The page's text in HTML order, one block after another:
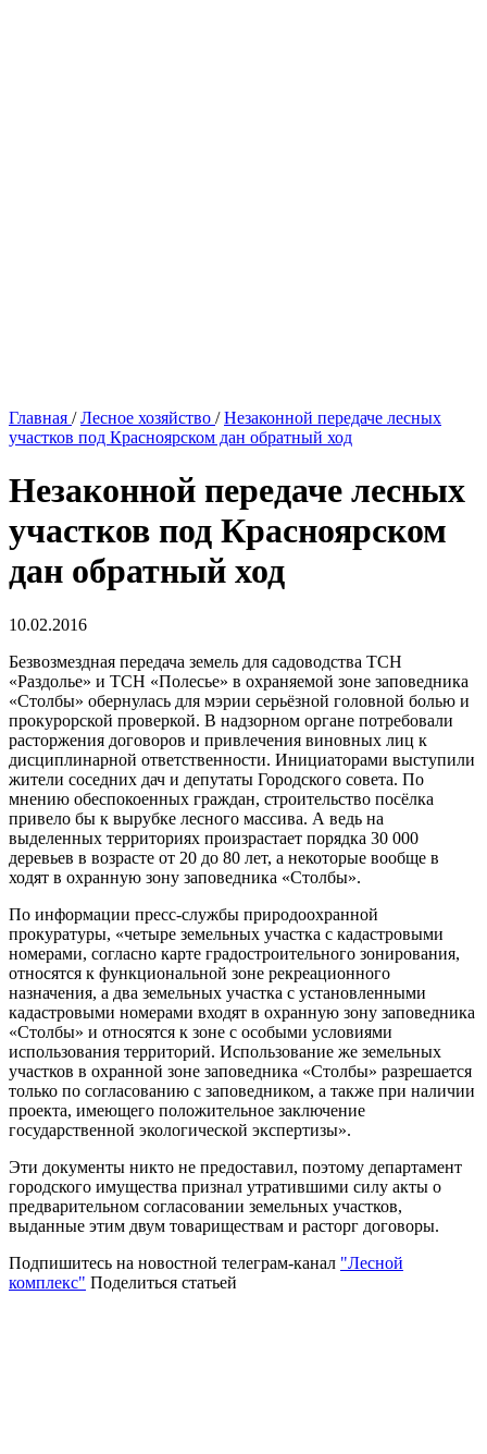
Главная / Лесное хозяйство / Незаконной передаче лесных
участков под Красноярском дан обратный ход
Незаконной передаче лесных
участков под Красноярском
дан обратный ход
10.02.2016
Безвозмездная передача земель для садоводства ТСН
«Раздолье» и ТСН «Полесье» в охраняемой зоне заповедника
«Столбы» обернулась для мэрии серьёзной головной болью и
прокурорской проверкой. В надзорном органе потребовали
расторжения договоров и привлечения виновных лиц к
дисциплинарной ответственности. Инициаторами выступили
жители соседних дач и депутаты Городского совета. По
мнению обеспокоенных граждан, строительство посёлка
привело бы к вырубке лесного массива. А ведь на
выделенных территориях произрастает порядка 30 000
деревьев в возрасте от 20 до 80 лет, а некоторые вообще в
ходят в охранную зону заповедника «Столбы».
По информации пресс-службы природоохранной
прокуратуры, «четыре земельных участка с кадастровыми
номерами, согласно карте градостроительного зонирования,
относятся к функциональной зоне рекреационного
назначения, а два земельных участка с установленными
кадастровыми номерами входят в охранную зону заповедника
«Столбы» и относятся к зоне с особыми условиями
использования территорий. Использование же земельных
участков в охранной зоне заповедника «Столбы» разрешается
только по согласованию с заповедником, а также при наличии
проекта, имеющего положительное заключение
государственной экологической экспертизы».
Эти документы никто не предоставил, поэтому департамент
городского имущества признал утратившими силу акты о
предварительном согласовании земельных участков,
выданные этим двум товариществам и расторг договоры.
Подпишитесь на новостной телеграм-канал "Лесной
комплекс" Поделиться статьей